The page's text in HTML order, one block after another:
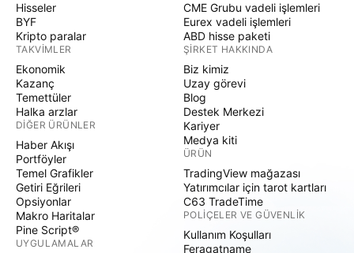
Hisseler
BYF
Kripto paralar
TAKVIMLER
Ekonomik
Kazanç
Temettüler
Halka arzlar
DIĞER ÜRÜNLER
Haber Akışı
Portföyler
Temel Grafikler
Getiri Eğrileri
Opsiyonlar
Makro Haritalar
Pine Script®
UYGULAMALAR
CME Grubu vadeli işlemleri
Eurex vadeli işlemleri
ABD hisse paketi
ŞIRKET HAKKINDA
Biz kimiz
Uzay görevi
Blog
Destek Merkezi
Kariyer
Medya kiti
ÜRÜN
TradingView mağazası
Yatırımcılar için tarot kartları
C63 TradeTime
POLIÇELER VE GÜVENLIK
Kullanım Koşulları
Feragatname